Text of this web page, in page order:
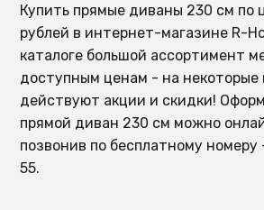
Купить прямые диваны 230 см по
рублей в интернет-магазине R-
каталоге большой ассортимент
доступным ценам - на некоторые
действуют акции и скидки!
прямой диван 230 см можно
позвонив по бесплатному
55.